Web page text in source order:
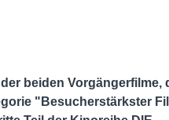
beiden Vorgängerfilme,
"Besucherstärkster